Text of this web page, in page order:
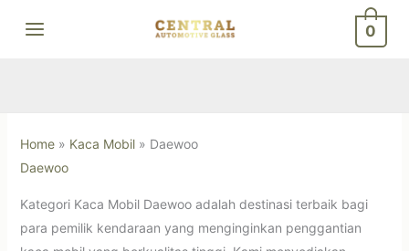
0
Home» Kaca Mobil» Daewoo
Daewoo
Kategori Kaca Mobil Daewoo adalah destinasi terbaik bagi
para pemilik kendaraan yang menginginkan penggantian